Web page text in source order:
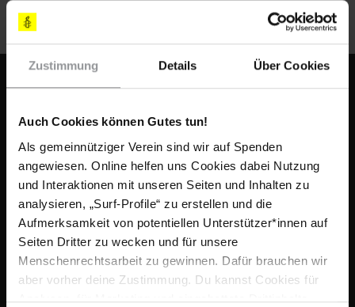
Zustimmung Details Über Cookies
Auch Cookies können Gutes tun!
Als gemeinnütziger Verein sind wir auf Spenden
angewiesen. Online helfen uns Cookies dabei Nutzung
und Interaktionen mit unseren Seiten und Inhalten zu
analysieren, „Surf-Profile“ zu erstellen und die
Aufmerksamkeit von potentiellen Unterstützer*innen auf
Seiten Dritter zu wecken und für unsere
Menschenrechtsarbeit zu gewinnen. Dafür brauchen wir
aber vorher deine Zustimmung. Du kannst Cookies für
Analysen, für Marketing und eingebettete Drittinhalte
Fußbereich
KONTAKT & FAQ
IMPRESSUM
NEWSLETTER
SHOP
AMNESTY-MATERIAL
AMNESTY.ORG
DATENSCHUTZ VERWALTEN